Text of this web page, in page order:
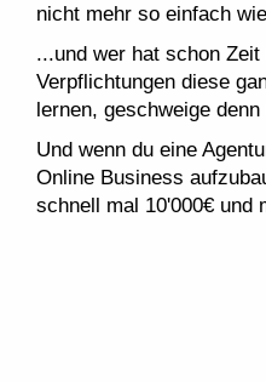
nicht mehr so einfach
...und wer hat schon
Verpflichtungen diese
lernen, geschweige
Und wenn du eine
Online Business
schnell mal 10'000€ und